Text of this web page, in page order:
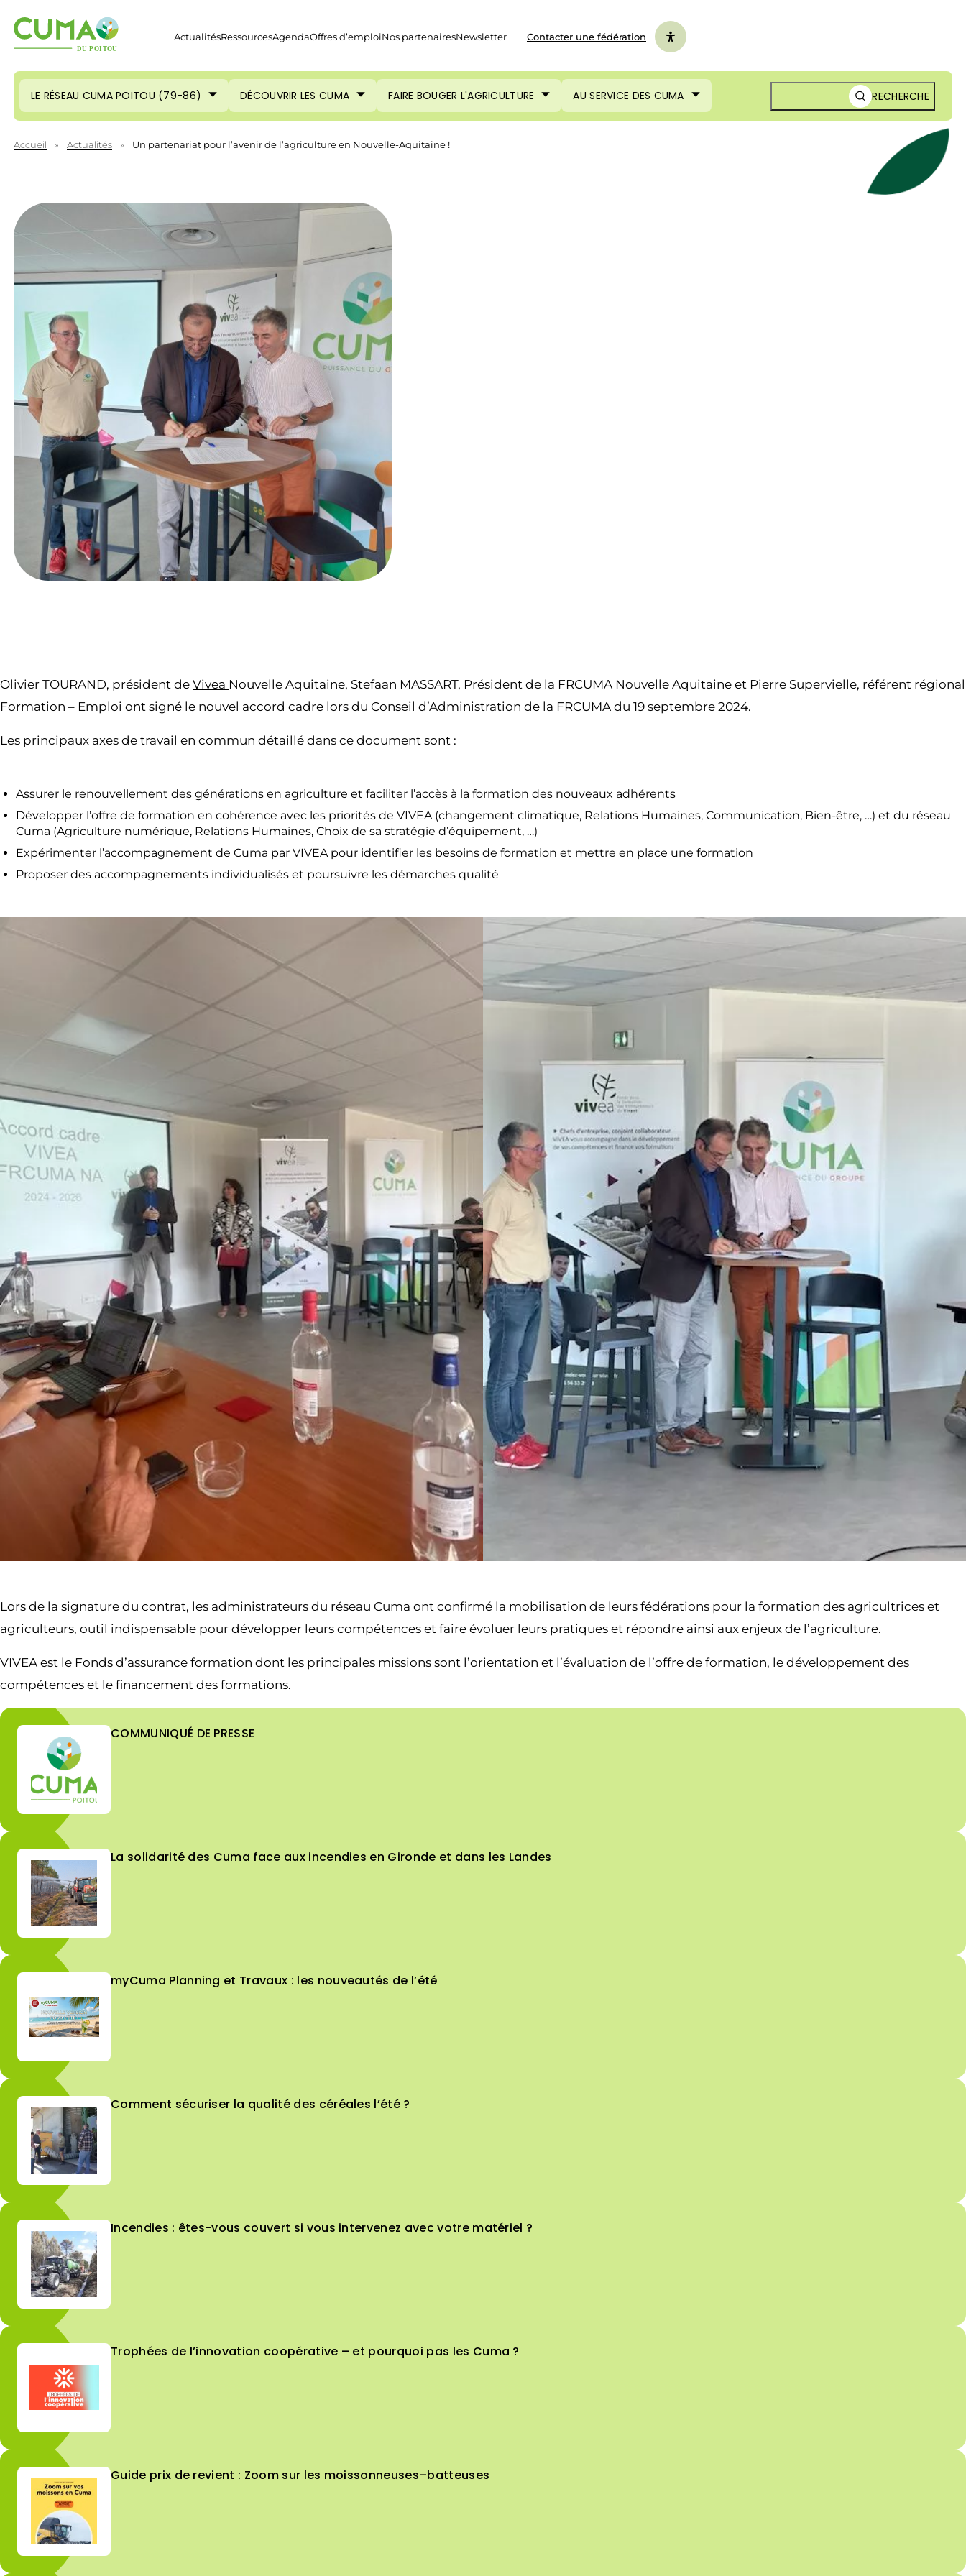
ActualitésRessourcesAgendaOffres d’emploiNos partenairesNewsletter Contacter une fédération
LE RÉSEAU CUMA POITOU (79-86) DÉCOUVRIR LES CUMA FAIRE BOUGER L'AGRICULTURE AU SERVICE DES CUMA RECHERCHE
Accueil » Actualités » Un partenariat pour l’avenir de l’agriculture en Nouvelle-Aquitaine !
Olivier TOURAND, président de Vivea Nouvelle Aquitaine, Stefaan MASSART, Président de la FRCUMA Nouvelle Aquitaine et Pierre Supervielle, référent régional
Formation – Emploi ont signé le nouvel accord cadre lors du Conseil d’Administration de la FRCUMA du 19 septembre 2024.
Les principaux axes de travail en commun détaillé dans ce document sont :
Assurer le renouvellement des générations en agriculture et faciliter l’accès à la formation des nouveaux adhérents
Développer l’offre de formation en cohérence avec les priorités de VIVEA (changement climatique, Relations Humaines, Communication, Bien-être, …) et du réseau
Cuma (Agriculture numérique, Relations Humaines, Choix de sa stratégie d’équipement, …)
Expérimenter l’accompagnement de Cuma par VIVEA pour identifier les besoins de formation et mettre en place une formation
Proposer des accompagnements individualisés et poursuivre les démarches qualité
Lors de la signature du contrat, les administrateurs du réseau Cuma ont confirmé la mobilisation de leurs fédérations pour la formation des agricultrices et
agriculteurs, outil indispensable pour développer leurs compétences et faire évoluer leurs pratiques et répondre ainsi aux enjeux de l’agriculture.
VIVEA est le Fonds d’assurance formation dont les principales missions sont l’orientation et l’évaluation de l’offre de formation, le développement des
compétences et le financement des formations.
COMMUNIQUÉ DE PRESSE
La solidarité des Cuma face aux incendies en Gironde et dans les Landes
myCuma Planning et Travaux : les nouveautés de l’été
Comment sécuriser la qualité des céréales l’été ?
Incendies : êtes-vous couvert si vous intervenez avec votre matériel ?
Trophées de l’innovation coopérative – et pourquoi pas les Cuma ?
Guide prix de revient : Zoom sur les moissonneuses–batteuses